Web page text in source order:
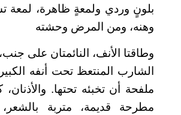
بلونٍ وردي ولمعةٍ ظاهرة، لمعة
وهنه، ومن المرض وحشته
وطاقتا الأنف، النائمتان على
الشارب المنتعظ تحت أنفه
ملفحة أن تخبئه تحتها.
مطرحة قديمة، متربة بالشعر،